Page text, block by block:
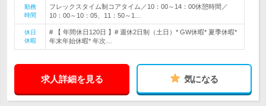
勤務
時間
フレックスタイム制コアタイム／10：00～14：00休憩時間／
10：00～10：05、11：50～1…
休日
休暇
# 【 年間休日120日 】# 週休2日制（土日）* GW休暇* 夏季休暇*
年末年始休暇* 年次…
求人詳細を見る 気になる